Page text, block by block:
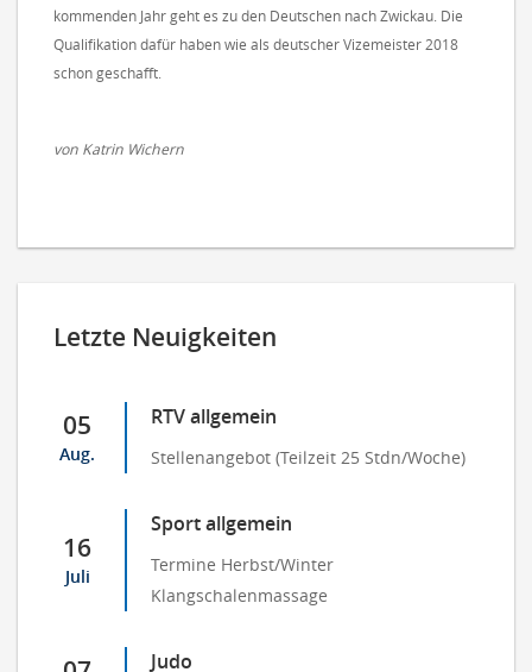
kommenden Jahr geht es zu den Deutschen nach Zwickau. Die
Qualifikation dafür haben wie als deutscher Vizemeister 2018
schon geschafft.
von Katrin Wichern
Letzte Neuigkeiten
05
Aug.
RTV allgemein
Stellenangebot (Teilzeit 25 Stdn/Woche)
16
Juli
Sport allgemein
Termine Herbst/Winter
Klangschalenmassage
Judo